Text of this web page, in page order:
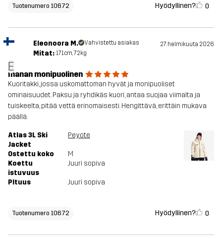
Tuotenumero 10672 Hyödyllinen? 0
E
Eleonoora M. Vahvistettu asiakas 27. helmikuuta 2026
Mitat: 171cm, 72kg
Ihanan monipuolinen
Kuoritakki, jossa uskomattoman hyvät ja monipuoliset
ominaisuudet. Paksu ja ryhdikäs kuori, antaa suojaa viimalta ja
tuiskeelta, pitää vettä erinomaisesti. Hengittävä, erittäin mukava
päällä.
Atlas 3L Ski
Jacket
Peyote
Ostettu koko
M
Koettu
istuvuus
Juuri sopiva
PItuus Juuri sopiva
Tuotenumero 10672 Hyödyllinen? 0